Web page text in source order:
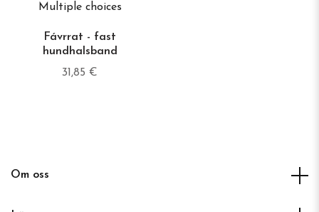
Multiple choices
Fávrrat - fast
hundhalsband
31,85 €
Om oss